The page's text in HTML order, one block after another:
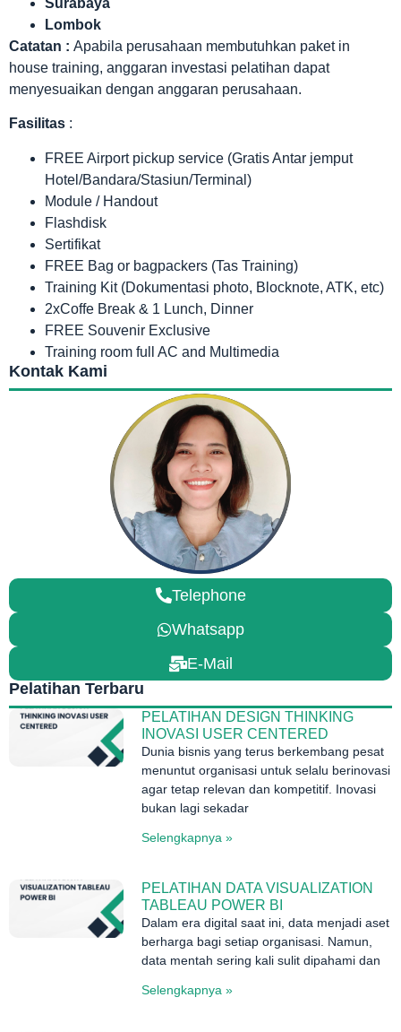
Lombok
Catatan : Apabila perusahaan membutuhkan paket in
house training, anggaran investasi pelatihan dapat
menyesuaikan dengan anggaran perusahaan.
Fasilitas :
FREE Airport pickup service (Gratis Antar jemput
Hotel/Bandara/Stasiun/Terminal)
Module / Handout
Flashdisk
Sertifikat
FREE Bag or bagpackers (Tas Training)
Training Kit (Dokumentasi photo, Blocknote, ATK, etc)
2xCoffe Break & 1 Lunch, Dinner
FREE Souvenir Exclusive
Training room full AC and Multimedia
Kontak Kami
Telephone
Whatsapp
E-Mail
Pelatihan Terbaru
PELATIHAN DESIGN THINKING
INOVASI USER CENTERED
Dunia bisnis yang terus berkembang pesat
menuntut organisasi untuk selalu berinovasi
agar tetap relevan dan kompetitif. Inovasi
bukan lagi sekadar
Selengkapnya »
PELATIHAN DATA VISUALIZATION
TABLEAU POWER BI
Dalam era digital saat ini, data menjadi aset
berharga bagi setiap organisasi. Namun,
data mentah sering kali sulit dipahami dan
Selengkapnya »